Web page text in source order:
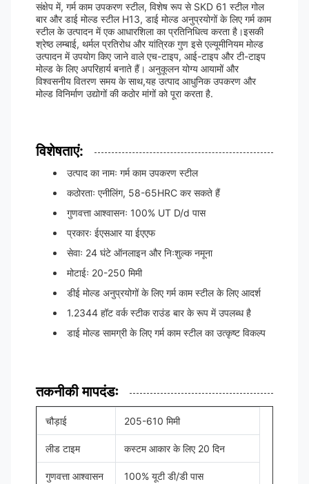
संक्षेप में, गर्म काम उपकरण स्टील, विशेष रूप से SKD 61 स्टील गोल
बार और डाई मोल्ड स्टील H13, डाई मोल्ड अनुप्रयोगों के लिए गर्म काम
स्टील के उत्पादन में एक आधारशिला का प्रतिनिधित्व करता है।इसकी
श्रेष्ठ लम्बाई, थर्मल प्रतिरोध और यांत्रिक गुण इसे एल्यूमीनियम मोल्ड
उत्पादन में उपयोग किए जाने वाले एच-टाइप, आई-टाइप और टी-टाइप
मोल्ड के लिए अपरिहार्य बनाते हैं। अनुकूलन योग्य आयामों और
विश्वसनीय वितरण समय के साथ,यह उत्पाद आधुनिक उपकरण और
मोल्ड विनिर्माण उद्योगों की कठोर मांगों को पूरा करता है.
विशेषताएं:
उत्पाद का नामः गर्म काम उपकरण स्टील
कठोरताः एनीलिंग, 58-65HRC कर सकते हैं
गुणवत्ता आश्वासनः 100% UT D/d पास
प्रकारः ईएसआर या ईएएफ
सेवाः 24 घंटे ऑनलाइन और निःशुल्क नमूना
मोटाईः 20-250 मिमी
डीई मोल्ड अनुप्रयोगों के लिए गर्म काम स्टील के लिए आदर्श
1.2344 हॉट वर्क स्टीक राउंड बार के रूप में उपलब्ध है
डाई मोल्ड सामग्री के लिए गर्म काम स्टील का उत्कृष्ट विकल्प
तकनीकी मापदंडः
चौड़ाई 205-610 मिमी
लीड टाइम कस्टम आकार के लिए 20 दिन
गुणवत्ता आश्वासन 100% यूटी डी/डी पास